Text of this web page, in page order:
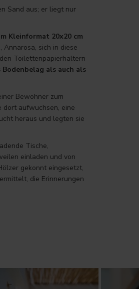
Sand aus; er liegt nur
Kleinformat 20x20 cm
sich in diese
Toilettenpapierhaltern
als auch als
Bewohner zum
dort aufwuchsen, eine
heraus und legten sie
Tische,
einladen und von
gekonnt eingesetzt,
die Erinnerungen